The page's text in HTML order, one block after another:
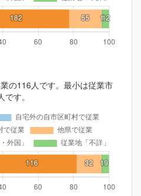
の116人です。最小は従業市
す。